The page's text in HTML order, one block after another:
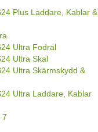
Plus Laddare, Kablar &
Ultra Fodral
Ultra Skal
Ultra Skärmskydd &
Ultra Laddare, Kablar
7